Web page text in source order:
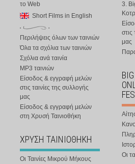
το Web
Short Films in English
Περιλήψεις όλων των ταινιών
Όλα τα σχόλια των ταινιών
Σχόλια ανά ταινία
MP3 ταινιών
Είσοδος & εγγραφή μελών
στις ταινίες της συλλογής
μας
Είσοδος & εγγραφή μελών
στη Χρυσή Ταινιοθήκη
ΧΡΥΣΗ ΤΑΙΝΙΟΘΗΚΗ
Οι Ταινίες Μικρού Μήκους
3.
στις
μας
Οι